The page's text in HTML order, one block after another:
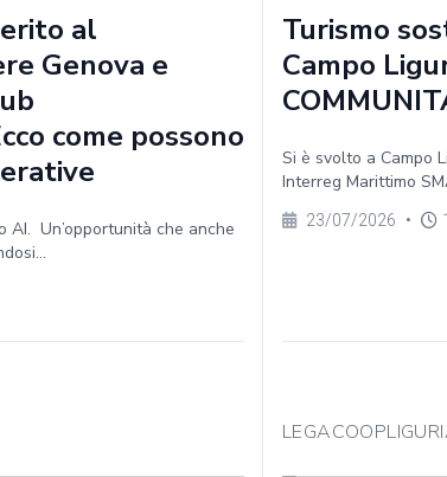
al
Genova e
come possono
Un’opportunità che anche
Turismo
Campo
Si è svolto a Campo
Interreg Marittimo
23/07/2026 •